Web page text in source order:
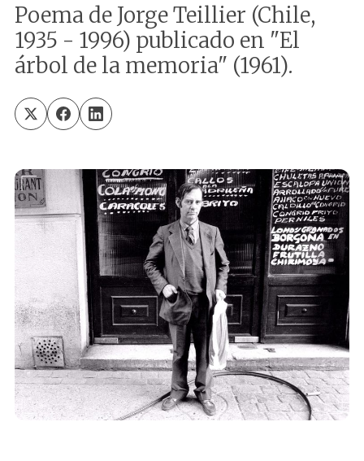
Poema de Jorge Teillier (Chile,
1935 - 1996) publicado en "El
árbol de la memoria" (1961).